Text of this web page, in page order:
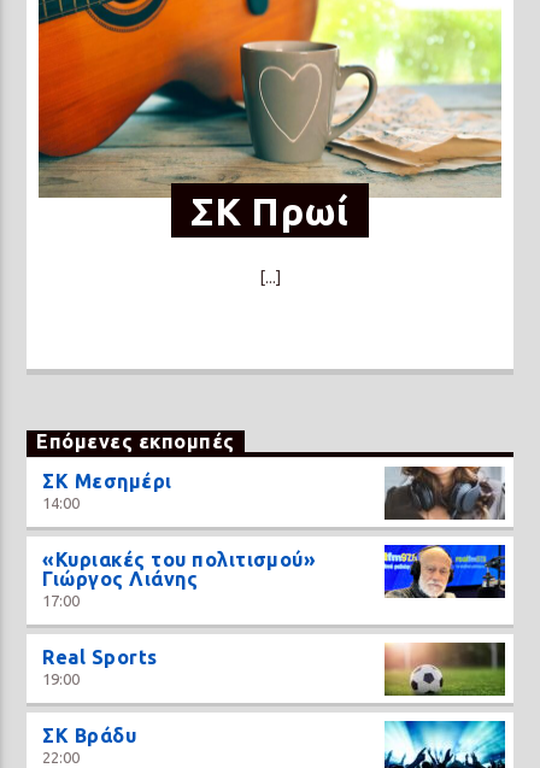
ΣΚ Πρωί
[...]
Επόμενες εκπομπές
ΣΚ Μεσημέρι
14:00
«Κυριακές του πολιτισμού»
Γιώργος Λιάνης
17:00
Real Sports
19:00
ΣΚ Βράδυ
22:00